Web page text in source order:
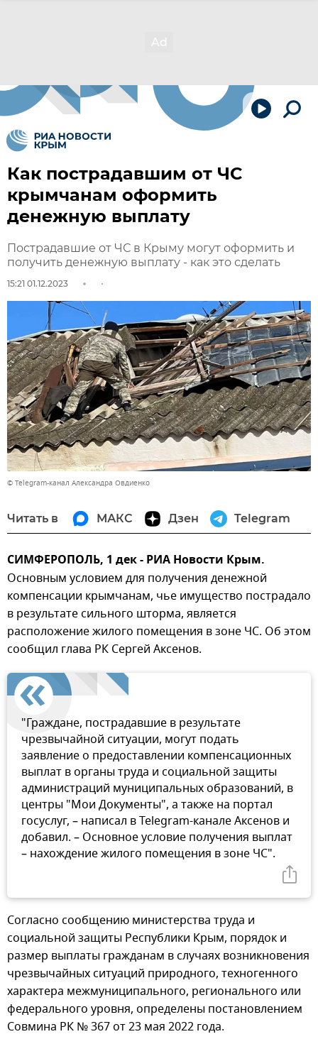
Как пострадавшим от ЧС
крымчанам оформить
денежную выплату
Пострадавшие от ЧС в Крыму могут оформить и
получить денежную выплату - как это сделать
15:21 01.12.2023
© Telegram-канал Александра Овдиенко
Читать в МАКС Дзен Telegram
СИМФЕРОПОЛЬ, 1 дек - РИА Новости Крым.
Основным условием для получения денежной
компенсации крымчанам, чье имущество пострадало
в результате сильного шторма, является
расположение жилого помещения в зоне ЧС. Об этом
сообщил глава РК Сергей Аксенов.
"Граждане, пострадавшие в результате
чрезвычайной ситуации, могут подать
заявление о предоставлении компенсационных
выплат в органы труда и социальной защиты
администраций муниципальных образований, в
центры "Мои Документы", а также на портал
госуслуг, – написал в Telegram-канале Аксенов и
добавил. – Основное условие получения выплат
– нахождение жилого помещения в зоне ЧС".
Согласно сообщению министерства труда и
социальной защиты Республики Крым, порядок и
размер выплаты гражданам в случаях возникновения
чрезвычайных ситуаций природного, техногенного
характера межмуниципального, регионального или
федерального уровня, определены постановлением
Совмина РК № 367 от 23 мая 2022 года.